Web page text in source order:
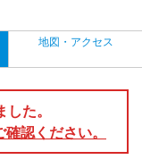
地図・アクセス
た。
認ください。